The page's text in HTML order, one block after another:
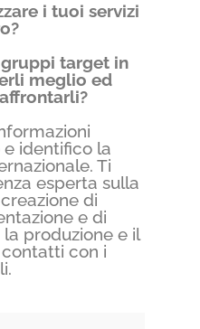
i tuoi servizi
target in
meglio ed
identifico la
Ti
esperta sulla
di
e di
produzione e il
con i